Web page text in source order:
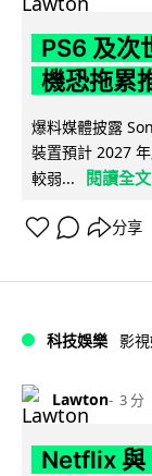
PS6 及次
機恐拖累
爆料媒體披露
裝置預計 2027
較弱...
閱讀全文
分享
科技娛樂 影
Lawton 3 分
Netflix 與